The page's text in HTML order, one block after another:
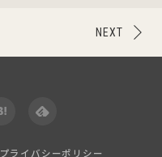
NEXT
プライバシーポリシー